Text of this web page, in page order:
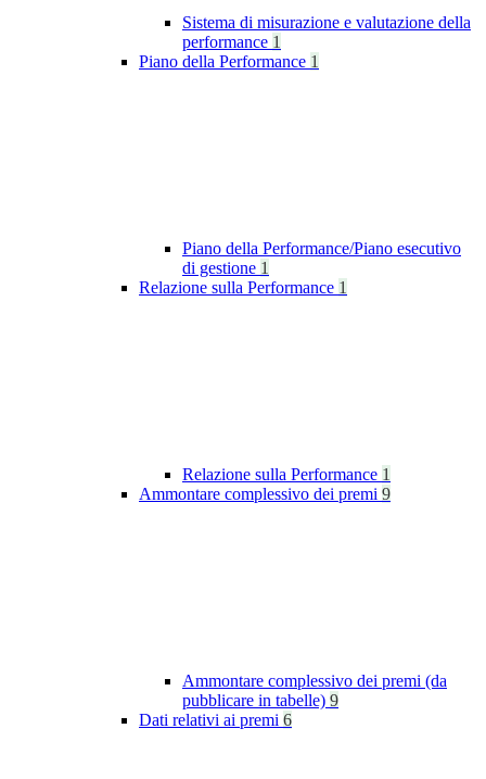
Sistema di misurazione e valutazione della
performance 1
Piano della Performance 1
Piano della Performance/Piano esecutivo
di gestione 1
Relazione sulla Performance 1
Relazione sulla Performance 1
Ammontare complessivo dei premi 9
Ammontare complessivo dei premi (da
pubblicare in tabelle) 9
Dati relativi ai premi 6